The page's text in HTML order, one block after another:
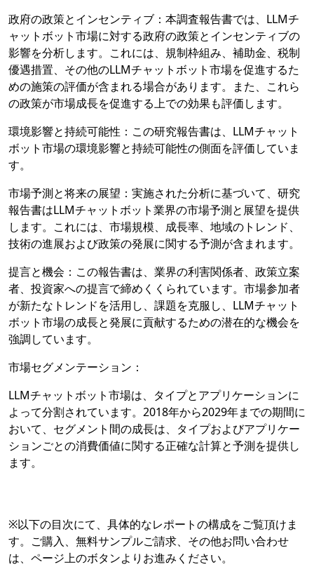
政府の政策とインセンティブ：本調査報告書では、LLMチ
ャットボット市場に対する政府の政策とインセンティブの
影響を分析します。これには、規制枠組み、補助金、税制
優遇措置、その他のLLMチャットボット市場を促進するた
めの施策の評価が含まれる場合があります。また、これら
の政策が市場成長を促進する上での効果も評価します。
環境影響と持続可能性：この研究報告書は、LLMチャット
ボット市場の環境影響と持続可能性の側面を評価していま
す。
市場予測と将来の展望：実施された分析に基づいて、研究
報告書はLLMチャットボット業界の市場予測と展望を提供
します。これには、市場規模、成長率、地域のトレンド、
技術の進展および政策の発展に関する予測が含まれます。
提言と機会：この報告書は、業界の利害関係者、政策立案
者、投資家への提言で締めくくられています。市場参加者
が新たなトレンドを活用し、課題を克服し、LLMチャット
ボット市場の成長と発展に貢献するための潜在的な機会を
強調しています。
市場セグメンテーション：
LLMチャットボット市場は、タイプとアプリケーションに
よって分割されています。2018年から2029年までの期間に
おいて、セグメント間の成長は、タイプおよびアプリケー
ションごとの消費価値に関する正確な計算と予測を提供し
ます。
※以下の目次にて、具体的なレポートの構成をご覧頂けま
す。ご購入、無料サンプルご請求、その他お問い合わせ
は、ページ上のボタンよりお進みください。